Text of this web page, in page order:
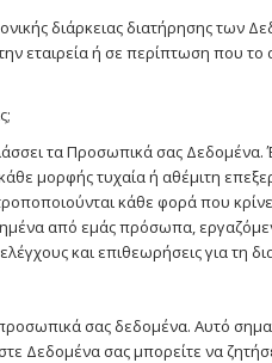
διάρκειας διατήρησης
εταιρεία ή σε περίπτωση που το
τα Προσωπικά σας Δεδομένα.
μορφής τυχαία ή αθέμιτη
κάθε φορά που
από εμάς πρόσωπα,
ελέγχους και επιθεωρήσεις για
σας δεδομένα. Αυτό
Δεδομένα σας μπορείτε να